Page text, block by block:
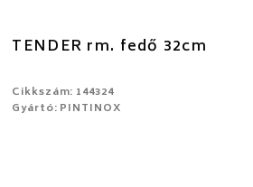
TENDER rm. fedő 32cm
Cikkszám: 144324
Gyártó: PINTINOX